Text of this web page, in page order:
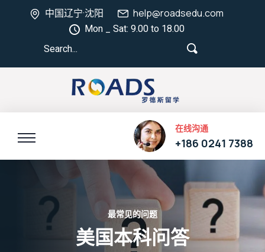
中国辽宁·沈阳 help@roadsedu.com
Mon _ Sat: 9.00 to 18.00
在线沟通
+186 0241 7388
最常见的问题
美国本科问答